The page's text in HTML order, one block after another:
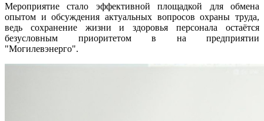
Мероприятие стало эффективной площадкой для обмена
опытом и обсуждения актуальных вопросов охраны труда,
ведь сохранение жизни и здоровья персонала остаётся
безусловным приоритетом в на предприятии
"Могилевэнерго".